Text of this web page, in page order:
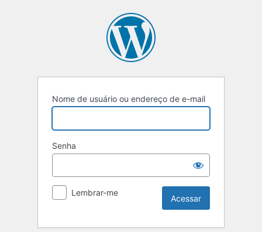
Nome de usuário ou endereço de e-mail
Senha
Lembrar-me